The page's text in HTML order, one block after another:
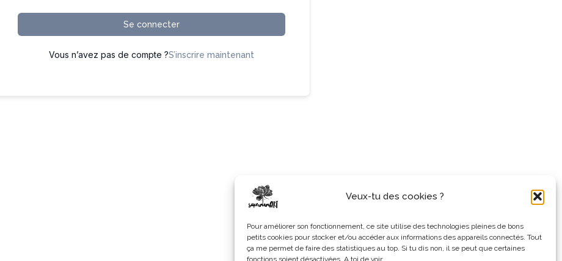
Veux-tu des cookies ?
Pour améliorer son fonctionnement, ce site utilise des technologies pleines de bons
petits cookies pour stocker et/ou accéder aux informations des appareils connectés. Tout
ça me permet de faire des statistiques au top. Si tu dis non, il se peut que certaines
fonctions soient désactivées. A toi de voir...
Se connecter
Vous n’avez pas de compte ?S’inscrire maintenant